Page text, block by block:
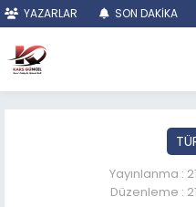
YAZARLAR SON DAKİKA
Yayınlanma :
Düzenleme :